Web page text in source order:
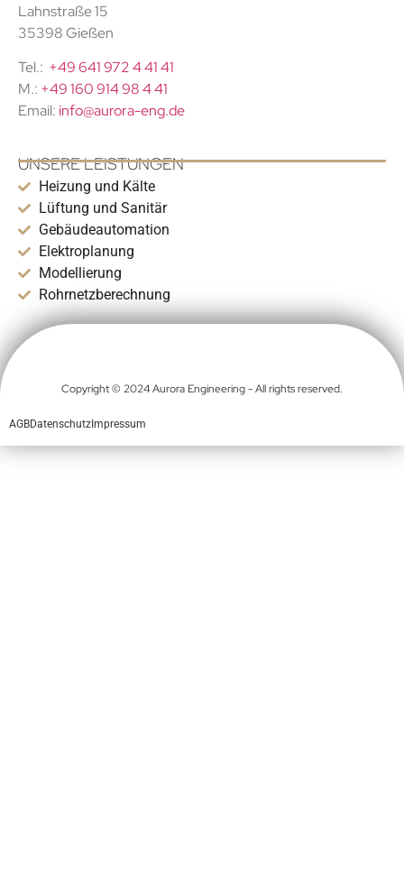
Lahnstraße 15
35398 Gießen
Tel.: +49 641 972 4 41 41
M.: +49 160 914 98 4 41
Email: info@aurora-eng.de
UNSERE LEISTUNGEN
Heizung und Kälte
Lüftung und Sanitär
Gebäudeautomation
Elektroplanung
Modellierung
Rohrnetzberechnung
Copyright © 2024 Aurora Engineering - All rights reserved.
AGBDatenschutz Impressum